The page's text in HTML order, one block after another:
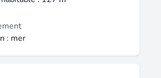
000 € Honoraires charge
Tél. : 06 27 25 33 15, E-
- EI - Agent
immatriculé au RSAC de
: mer